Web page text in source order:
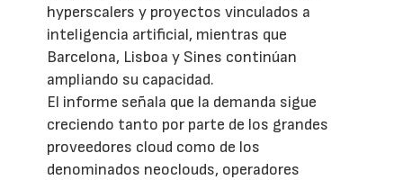
hyperscalers y proyectos vinculados a
inteligencia artificial, mientras que
Barcelona, Lisboa y Sines continúan
ampliando su capacidad.
El informe señala que la demanda sigue
creciendo tanto por parte de los grandes
proveedores cloud como de los
denominados neoclouds, operadores